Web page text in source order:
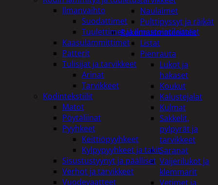
Naulaimet
Pulttipyssyt ja räikät
Rakennusmateriaalit
Listat
Pienrauta
Lukot ja
hakaset
Koukut
Kalustejalat
Kulmat
Sakkelit,
pylpyrät ja
tarvikkeet
Saranat
Vaijerilukot ja
klemmarit
Vetimet ja
Ilmanvaihto
Suodattimet
Tuulettimet ja Ilmastointilaitteet
Kaasulämmittimet
Patterit
Tulisijat ja tarvikkeet
Arinat
Tarvikkeet
Kodintekstiilit
Matot
Pöytäliinat
Pyyhkeet
Keittiöpyyhkeet
Kylpypyyhkeet ja takit
Sisustustyynyt ja päälliset
Verhot ja tarvikkeet
Vuodevaatteet